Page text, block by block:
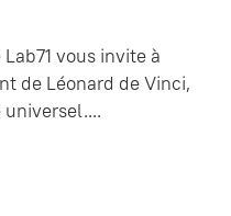
vous invite à
de Léonard de Vinci,